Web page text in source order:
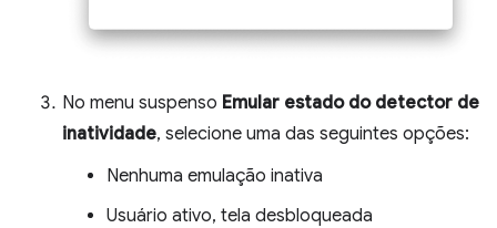
No menu suspenso Emular estado do detector de
inatividade, selecione uma das seguintes opções:
Nenhuma emulação inativa
Usuário ativo, tela desbloqueada